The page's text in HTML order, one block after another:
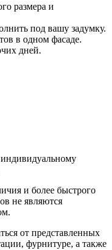
размера и
под вашу задумку.
в одном фасаде.
дней.
и более быстрого
не являются
от представленных
фурнитуре, а также